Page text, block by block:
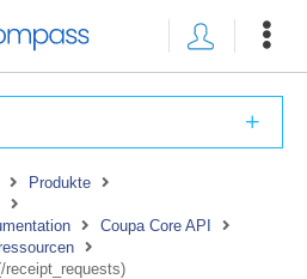
Produkte
Coupa Core API
receipt_requests)